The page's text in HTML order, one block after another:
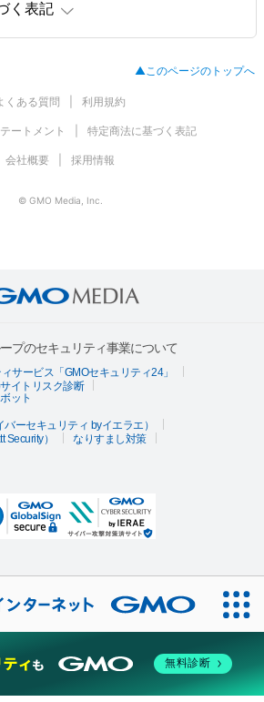
く表記
▲このページのトップへ
くある質問 利用規約
ートメント 特定商法に基づく表記
会社概要 採用情報
© GMO Media, Inc.
プのセキュリティ事業について
サービス「GMOセキュリティ24」
イトリスク診断
ット
ーセキュリティ byイエラエ）
）
なりすまし対策
無料診断